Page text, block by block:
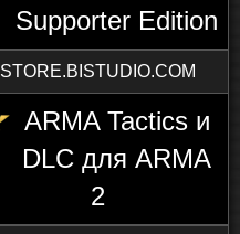
Supporter Edition
STORE.BISTUDIO.COM
ARMA Tactics и
DLC для ARMA
2